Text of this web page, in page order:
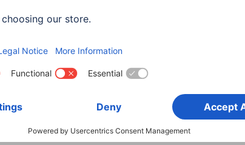
Wybierz kraj
Warunki gwarancji Deklaracje zgodności